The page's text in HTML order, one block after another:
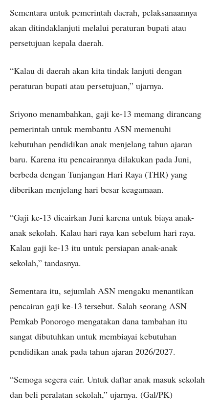
Sementara untuk pemerintah daerah, pelaksanaannya
akan ditindaklanjuti melalui peraturan bupati atau
persetujuan kepala daerah.
“Kalau di daerah akan kita tindak lanjuti dengan
peraturan bupati atau persetujuan,” ujarnya.
Sriyono menambahkan, gaji ke-13 memang dirancang
pemerintah untuk membantu ASN memenuhi
kebutuhan pendidikan anak menjelang tahun ajaran
baru. Karena itu pencairannya dilakukan pada Juni,
berbeda dengan Tunjangan Hari Raya (THR) yang
diberikan menjelang hari besar keagamaan.
“Gaji ke-13 dicairkan Juni karena untuk biaya anak-
anak sekolah. Kalau hari raya kan sebelum hari raya.
Kalau gaji ke-13 itu untuk persiapan anak-anak
sekolah,” tandasnya.
Sementara itu, sejumlah ASN mengaku menantikan
pencairan gaji ke-13 tersebut. Salah seorang ASN
Pemkab Ponorogo mengatakan dana tambahan itu
sangat dibutuhkan untuk membiayai kebutuhan
pendidikan anak pada tahun ajaran 2026/2027.
“Semoga segera cair. Untuk daftar anak masuk sekolah
dan beli peralatan sekolah,” ujarnya. (Gal/PK)